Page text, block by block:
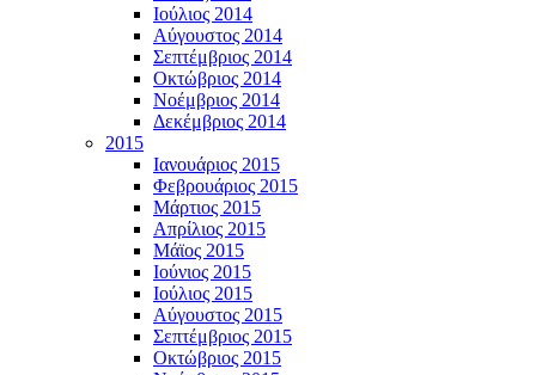
Ιούλιος 2014
Αύγουστος 2014
Σεπτέμβριος 2014
Οκτώβριος 2014
Νοέμβριος 2014
Δεκέμβριος 2014
2015
Ιανουάριος 2015
Φεβρουάριος 2015
Μάρτιος 2015
Απρίλιος 2015
Μάϊος 2015
Ιούνιος 2015
Ιούλιος 2015
Αύγουστος 2015
Σεπτέμβριος 2015
Οκτώβριος 2015